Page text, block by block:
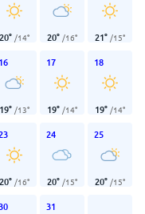
20° /14° 20° /16° 21° /15°
16
19° /13°
17
19° /14°
18
19° /14°
20° /16°
24
20° /15°
25
20° /15°
31